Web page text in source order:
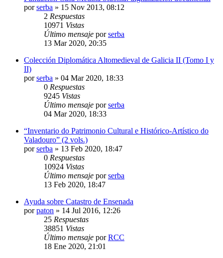
porserba » 15 Nov 2013, 08:12
2 Respuestas
10971 Vistas
Último mensaje porserba
13 Mar 2020, 20:35
Colección Diplomática Altomedieval de Galicia II (Tomo I y
II)
porserba » 04 Mar 2020, 18:33
0 Respuestas
9245 Vistas
Último mensaje porserba
04 Mar 2020, 18:33
“Inventario do Patrimonio Cultural e Histórico-Artístico do
Valadouro” (2 vols.)
porserba » 13 Feb 2020, 18:47
0 Respuestas
10924 Vistas
Último mensaje porserba
13 Feb 2020, 18:47
Ayuda sobre Catastro de Ensenada
porpaton » 14 Jul 2016, 12:26
25 Respuestas
38851 Vistas
Último mensaje porRCC
18 Ene 2020, 21:01